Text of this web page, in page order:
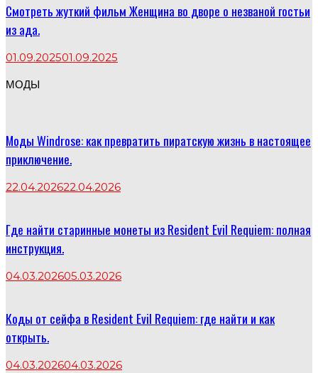
Смотреть жуткий фильм Женщина во дворе о незваной гостьи
из ада.
01.09.202501.09.2025
МОДЫ
Моды Windrose: как превратить пиратскую жизнь в настоящее
приключение.
22.04.202622.04.2026
Где найти старинные монеты из Resident Evil Requiem: полная
инструкция.
04.03.202605.03.2026
Коды от сейфа в Resident Evil Requiem: где найти и как
открыть.
04.03.202604.03.2026